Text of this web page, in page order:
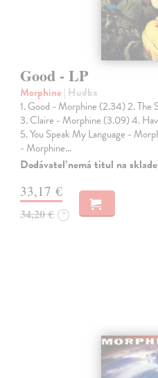
Good - LP
Morphine | Hudba
1. Good - Morphine (2.34) 2. The
3. Claire - Morphine (3.09) 4.
5. You Speak My Language -
- Morphine…
Dodávateľ nemá titul na
33,17 €
34,20 € ?